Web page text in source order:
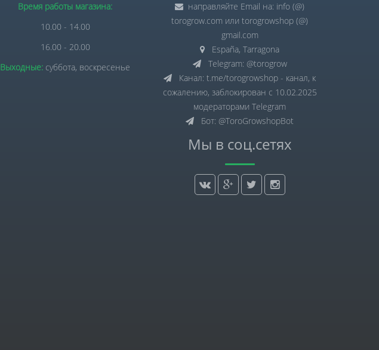
Время работы магазина:
10.00 - 14.00
16.00 - 20.00
Выходные: суббота, воскресенье
направляйте Email на: info (@)
torogrow.com или torogrowshop (@)
gmail.com
España, Tarragona
Telegram: @torogrow
Канал: t.me/torogrowshop - канал, к
сожалению, заблокирован с 10.02.2025
модераторами Telegram
Бот: @ToroGrowshopBot
Мы в соц.сетях